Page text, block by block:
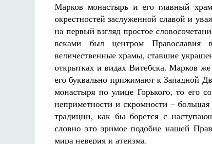
Марков монастырь и его главный
окрестностей заслуженной славой и
на первый взгляд простое
веками был центром Православия
величественные храмы, ставшие
открытках и видах Витебска. Марков
его буквально прижимают к Западной
монастыря по улице Горького, то его
неприметности и скромности –
традиции, как бы борется с
словно это зримое подобие нашей
мира неверия и атеизма.
Разлуки не будет
Фредерика де Грааф